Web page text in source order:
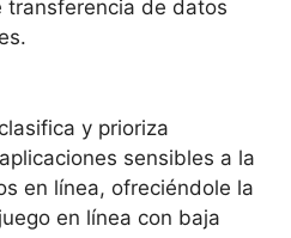
de datos
y prioriza
sensibles a la
en línea, ofreciéndole la
en línea con baja